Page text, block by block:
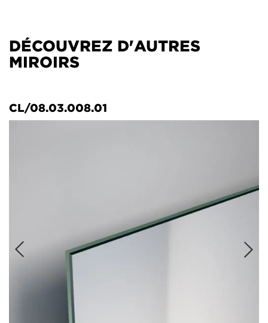
DÉCOUVREZ D'AUTRES
MIROIRS
CL/08.03.008.01